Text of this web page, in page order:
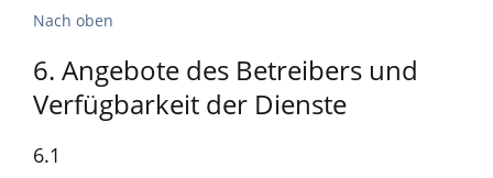
Nach oben
6. Angebote des Betreibers und
Verfügbarkeit der Dienste
6.1